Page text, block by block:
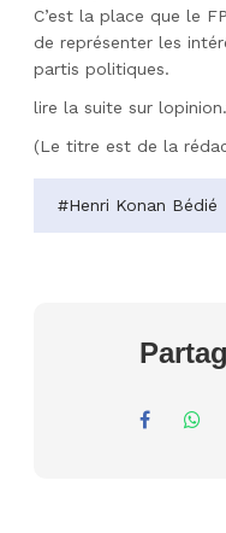
C’est la place que le
de représenter les
partis politiques.
lire la suite sur
(Le titre est de la
#Henri Konan Bédié